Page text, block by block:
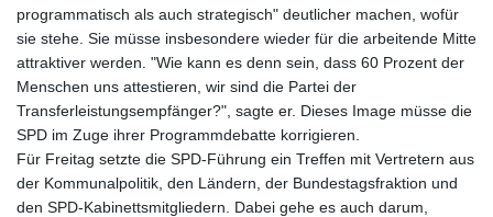
programmatisch als auch strategisch" deutlicher machen, wofür
sie stehe. Sie müsse insbesondere wieder für die arbeitende Mitte
attraktiver werden. "Wie kann es denn sein, dass 60 Prozent der
Menschen uns attestieren, wir sind die Partei der
Transferleistungsempfänger?", sagte er. Dieses Image müsse die
SPD im Zuge ihrer Programmdebatte korrigieren.
Für Freitag setzte die SPD-Führung ein Treffen mit Vertretern aus
der Kommunalpolitik, den Ländern, der Bundestagsfraktion und
den SPD-Kabinettsmitgliedern. Dabei gehe es auch darum,